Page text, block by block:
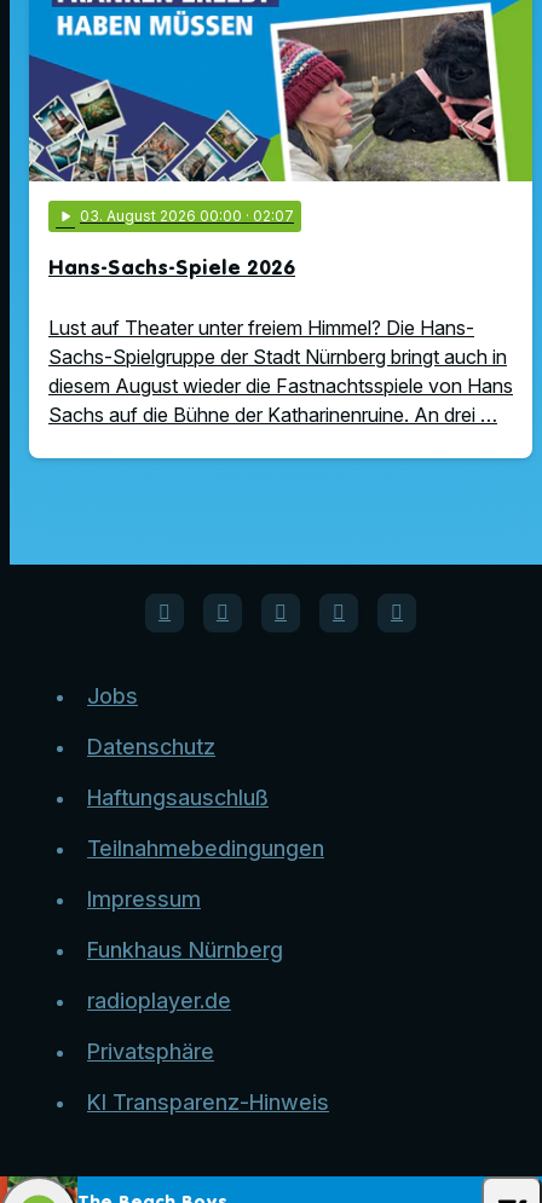
play_arrow 03. August 2026 00:00 · 02:07
Hans-Sachs-Spiele 2026
Lust auf Theater unter freiem Himmel? Die Hans-
Sachs-Spielgruppe der Stadt Nürnberg bringt auch in
diesem August wieder die Fastnachtsspiele von Hans
Sachs auf die Bühne der Katharinenruine. An drei …
Jobs
Datenschutz
Haftungsauschluß
Teilnahmebedingungen
Impressum
Funkhaus Nürnberg
radioplayer.de
Privatsphäre
KI Transparenz-Hinweis